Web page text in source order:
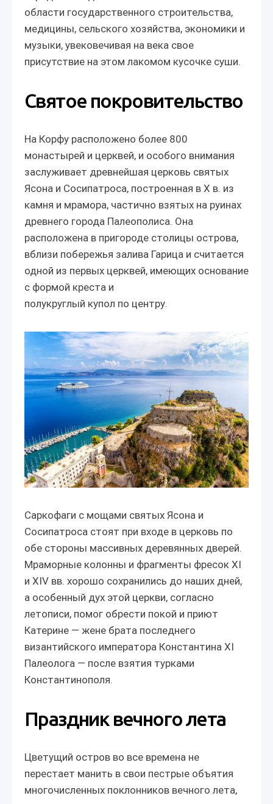
области государственного строительства,
медицины, сельского хозяйства, экономики и
музыки, увековечивая на века свое
присутствие на этом лакомом кусочке суши.
Святое покровительство
На Корфу расположено более 800
монастырей и церквей, и особого внимания
заслуживает древнейшая церковь святых
Ясона и Сосипатроса, построенная в Χ в. из
камня и мрамора, частично взятых на руинах
древнего города Палеополиса. Она
расположена в пригороде столицы острова,
вблизи побережья залива Гарица и считается
одной из первых церквей, имеющих основание
с формой креста и
полукруглый купол по центру.
Саркофаги с мощами святых Ясона и
Сосипатроса стоят при входе в церковь по
обе стороны массивных деревянных дверей.
Мраморные колонны и фрагменты фресок XI
и XIV вв. хорошо сохранились до наших дней,
а особенный дух этой церкви, согласно
летописи, помог обрести покой и приют
Катерине — жене брата последнего
византийского императора Константина XI
Палеолога — после взятия турками
Константинополя.
Праздник вечного лета
Цветущий остров во все времена не
перестает манить в свои пестрые объятия
многочисленных поклонников вечного лета,